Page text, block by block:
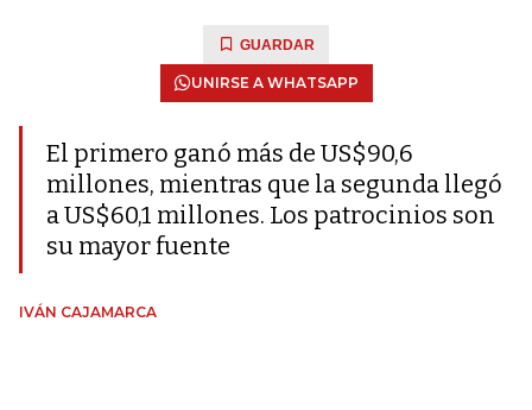
GUARDAR
UNIRSE A WHATSAPP
El primero ganó más de US$90,6
millones, mientras que la segunda llegó
a US$60,1 millones. Los patrocinios son
su mayor fuente
IVÁN CAJAMARCA